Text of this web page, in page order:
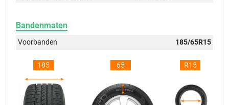
Bandenmaten
Voorbanden 185/65R15
185 65 R15